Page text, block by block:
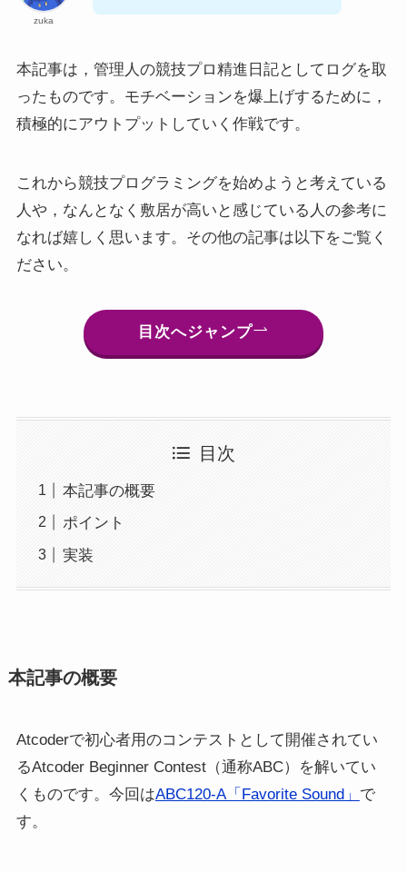
zuka
本記事は，管理人の競技プロ精進日記としてログを取
ったものです。モチベーションを爆上げするために，
積極的にアウトプットしていく作戦です。
これから競技プログラミングを始めようと考えている
人や，なんとなく敷居が高いと感じている人の参考に
なれば嬉しく思います。その他の記事は以下をご覧く
ださい。
目次へジャンプ
目次
本記事の概要
ポイント
実装
本記事の概要
Atcoderで初心者用のコンテストとして開催されてい
るAtcoder Beginner Contest（通称ABC）を解いてい
くものです。今回はABC120-A「Favorite Sound」 で
す。